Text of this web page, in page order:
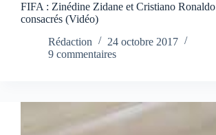
FIFA : Zinédine Zidane et Cristiano Ronaldo
consacrés (Vidéo)
Rédaction
24 octobre 2017
9 commentaires